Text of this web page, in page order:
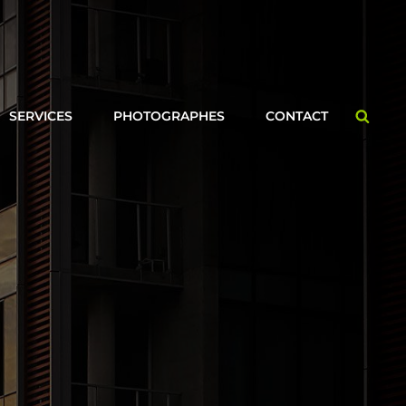
SERVICES PHOTOGRAPHES CONTACT